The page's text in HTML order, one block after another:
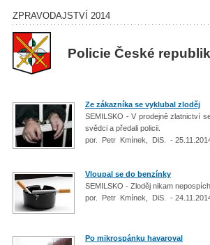
ZPRAVODAJSTVÍ 2014
Policie České
Ze zákazníka se vyklubal zloděj
SEMILSKO - V prodejně zlatnictví
svědci a předali policii.
por. Petr Kmínek, DiS. -
Vloupal se do benzínky
SEMILSKO - Zloděj nikam
por. Petr Kmínek, DiS. -
Po mikrospánku havaroval